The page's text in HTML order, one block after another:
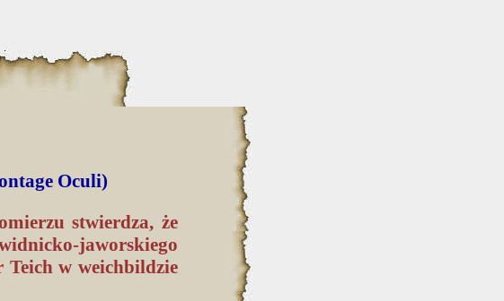
Oculi)
stwierdza, że
jaworskiego
Teich w weichbildzie